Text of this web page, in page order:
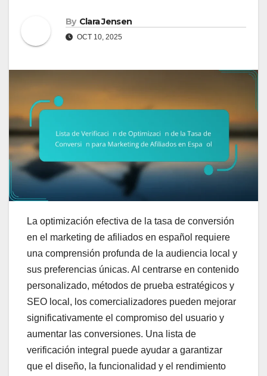
By Clara Jensen
OCT 10, 2025
La optimización efectiva de la tasa de conversión
en el marketing de afiliados en español requiere
una comprensión profunda de la audiencia local y
sus preferencias únicas. Al centrarse en contenido
personalizado, métodos de prueba estratégicos y
SEO local, los comercializadores pueden mejorar
significativamente el compromiso del usuario y
aumentar las conversiones. Una lista de
verificación integral puede ayudar a garantizar
que el diseño, la funcionalidad y el rendimiento